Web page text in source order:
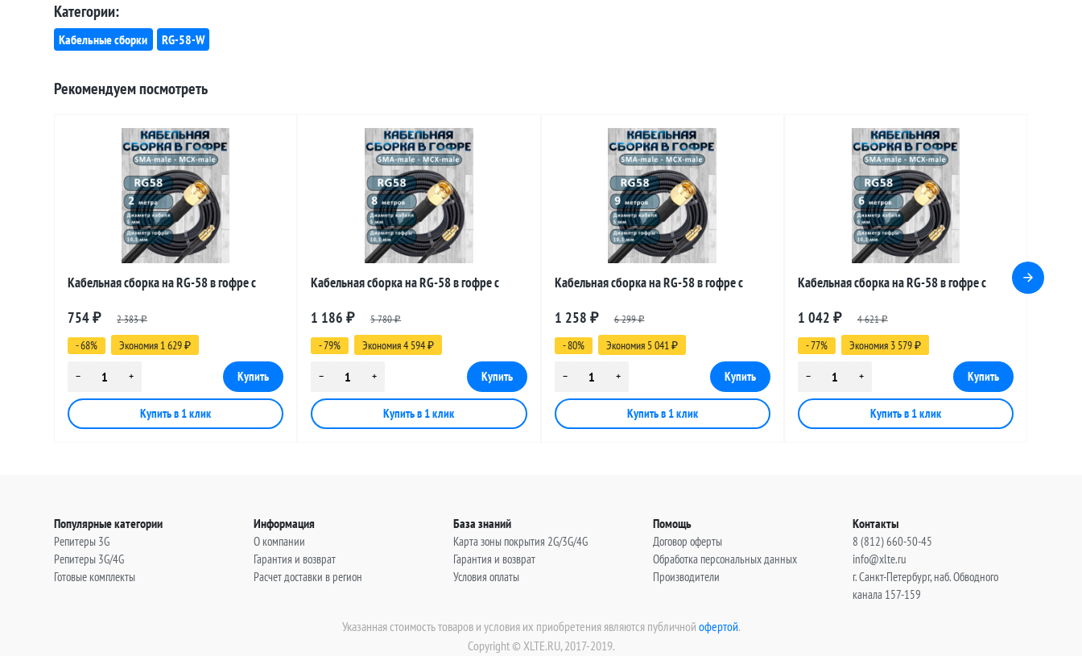
Категории:
Кабельные сборки RG-58-W
Рекомендуем посмотреть
Кабельная сборка на RG-58 в гофре с
754 ₽ 2 383₽
- 68% Экономия 1 629 ₽
Кабельная сборка на RG-58 в гофре с
1 186₽ 5 780₽
- 79% Экономия 4 594₽
Кабельная сборка на RG-58 в гофре с
1 258 ₽ 6 299₽
- 80% Экономия 5 041 ₽
Кабельная сборка на RG-58 в гофре с
1 042 ₽ 4 621₽
- 77% Экономия 3 579 ₽
Популярные категории
Репитеры 3G
Репитеры 3G/4G
Готовые комплекты
Информация
О компании
Гарантия и возврат
Расчет доставки в регион
База знаний
Карта зоны покрытия 2G/3G/4G
Гарантия и возврат
Условия оплаты
Помощь
Договор оферты
Обработка персональных данных
Производители
Контакты
8 (812) 660-50-45
info@xlte.ru
г. Санкт-Петербург, наб. Обводного
канала 157-159
Указанная стоимость товаров и условия их приобретения являются публичной офертой.
Copyright © XLTE.RU, 2017-2019.